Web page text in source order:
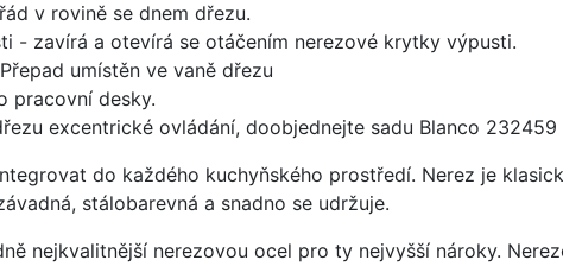
v rovině se dnem dřezu.
- zavírá a otevírá se otáčením nerezové krytky výpusti.
Přepad umístěn ve vaně dřezu
pracovní desky.
excentrické ovládání, doobjednejte sadu Blanco
do každého kuchyňského prostředí. Nerez je
stálobarevná a snadno se udržuje.
nejkvalitnější nerezovou ocel pro ty nejvyšší nároky.